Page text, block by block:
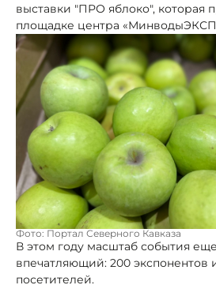
выставки "ПРО яблоко", которая
площадке центра
Фото: Портал Северного Кавказа
В этом году масштаб события
впечатляющий: 200 экспонентов
посетителей.